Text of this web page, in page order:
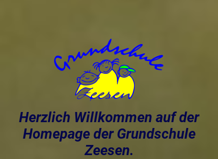
Herzlich Willkommen auf der
Homepage der Grundschule
Zeesen.